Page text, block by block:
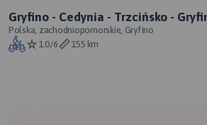
Gryfino - Cedynia - Trzcińsko -
Polska, zachodniopomorskie, Gryfino
1.0/6
155 km